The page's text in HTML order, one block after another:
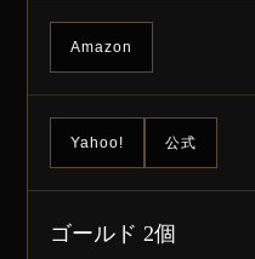
Amazon
Yahoo! 公式
ゴールド 2個